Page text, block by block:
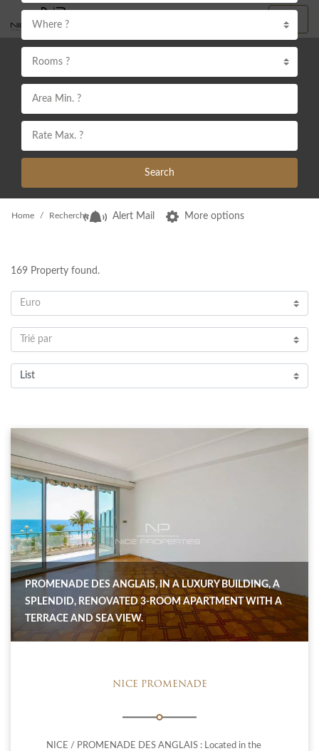
Where ?
Rooms ?
Search
Alert Mail More options
Home Recherche
169 Property found.
Euro
Trié par
List
PROMENADE DES ANGLAIS, IN A LUXURY BUILDING, A
SPLENDID, RENOVATED 3-ROOM APARTMENT WITH A
TERRACE AND SEA VIEW.
NICE PROMENADE
NICE / PROMENADE DES ANGLAIS : Located in the